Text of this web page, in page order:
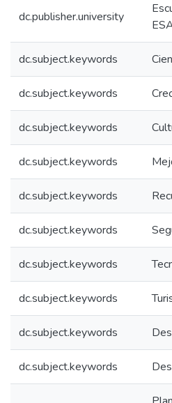
dc.publisher.university
dc.subject.keywords
dc.subject.keywords
dc.subject.keywords
dc.subject.keywords
dc.subject.keywords
dc.subject.keywords
dc.subject.keywords
dc.subject.keywords
dc.subject.keywords
dc.subject.keywords